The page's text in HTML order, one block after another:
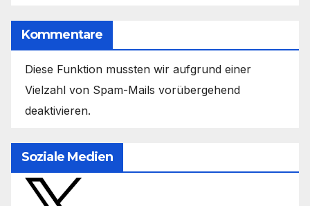
Kommentare
Diese Funktion mussten wir aufgrund einer
Vielzahl von Spam-Mails vorübergehend
deaktivieren.
Soziale Medien